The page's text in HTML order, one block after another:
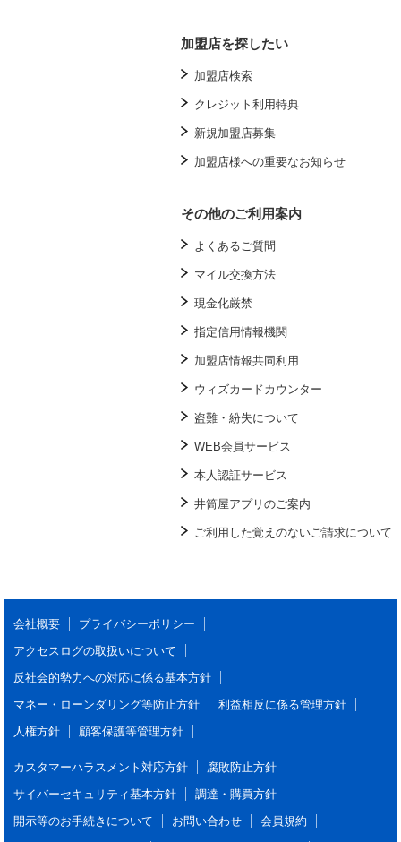
加盟店を探したい
加盟店検索
クレジット利用特典
新規加盟店募集
加盟店様への重要なお知らせ
その他のご利用案内
よくあるご質問
マイル交換方法
現金化厳禁
指定信用情報機関
加盟店情報共同利用
ウィズカードカウンター
盗難・紛失について
WEB会員サービス
本人認証サービス
井筒屋アプリのご案内
ご利用した覚えのないご請求について
会社概要
プライバシーポリシー
アクセスログの取扱いについて
反社会的勢力への対応に係る基本方針
マネー・ローンダリング等防止方針
利益相反に係る管理方針
人権方針
顧客保護等管理方針
カスタマーハラスメント対応方針
腐敗防止方針
サイバーセキュリティ基本方針
調達・購買方針
開示等のお手続きについて
お問い合わせ
会員規約